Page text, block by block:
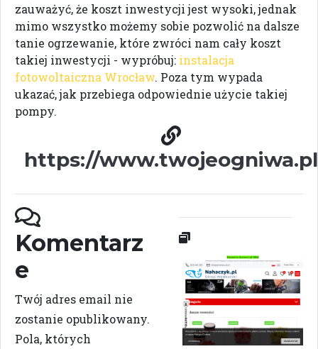
zauważyć, że koszt inwestycji jest wysoki, jednak
mimo wszystko możemy sobie pozwolić na dalsze
tanie ogrzewanie, które zwróci nam cały koszt
takiej inwestycji - wypróbuj: instalacja
fotowoltaiczna Wrocław. Poza tym wypada
ukazać, jak przebiega odpowiednie użycie takiej
pompy.
https://www.twojeogniwa.pl
Komentarz
e
Twój adres email nie
zostanie opublikowany.
Pola, których